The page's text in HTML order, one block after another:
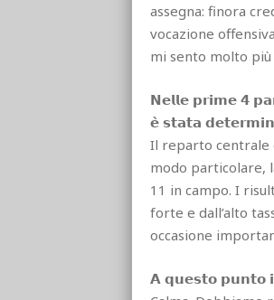
assegna: finora
vocazione
mi sento molto
𝗡𝗲𝗹𝗹𝗲 𝗽𝗿𝗶𝗺𝗲 𝟰
𝗲̀ 𝘀𝘁𝗮𝘁𝗮
Il reparto centrale
modo particolare,
11 in campo. I
forte e dall’alto
occasione
𝗔 𝗾𝘂𝗲𝘀𝘁𝗼 𝗽𝘂𝗻𝘁𝗼